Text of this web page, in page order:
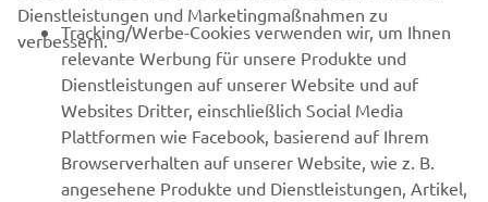
B2B
MEHR YAMAHA
SUPPORT
Dienstleistungen und Marketingmaßnahmen zu
verbessern.Tracking/Werbe-Cookies verwenden wir, um Ihnen
relevante Werbung für unsere Produkte und
Dienstleistungen auf unserer Website und auf
Websites Dritter, einschließlich Social Media
Plattformen wie Facebook, basierend auf Ihrem
Browserverhalten auf unserer Website, wie z. B.
angesehene Produkte und Dienstleistungen, Artikel,